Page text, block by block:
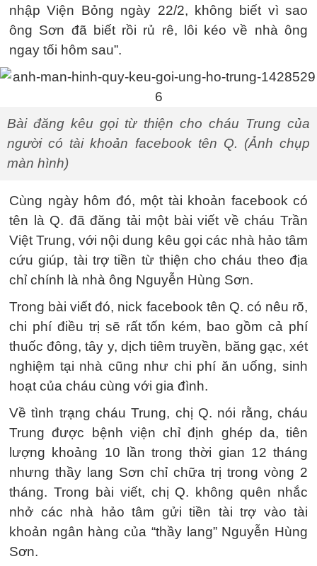
nhập Viện Bỏng ngày 22/2, không biết vì sao
ông Sơn đã biết rồi rủ rê, lôi kéo về nhà ông
ngay tối hôm sau”.
Bài đăng kêu gọi từ thiện cho cháu Trung của
người có tài khoản facebook tên Q. (Ảnh chụp
màn hình)
Cùng ngày hôm đó, một tài khoản facebook có
tên là Q. đã đăng tải một bài viết về cháu Trần
Việt Trung, với nội dung kêu gọi các nhà hảo tâm
cứu giúp, tài trợ tiền từ thiện cho cháu theo địa
chỉ chính là nhà ông Nguyễn Hùng Sơn.
Trong bài viết đó, nick facebook tên Q. có nêu rõ,
chi phí điều trị sẽ rất tốn kém, bao gồm cả phí
thuốc đông, tây y, dịch tiêm truyền, băng gạc, xét
nghiệm tại nhà cũng như chi phí ăn uống, sinh
hoạt của cháu cùng với gia đình.
Về tình trạng cháu Trung, chị Q. nói rằng, cháu
Trung được bệnh viện chỉ định ghép da, tiên
lượng khoảng 10 lần trong thời gian 12 tháng
nhưng thầy lang Sơn chỉ chữa trị trong vòng 2
tháng. Trong bài viết, chị Q. không quên nhắc
nhở các nhà hảo tâm gửi tiền tài trợ vào tài
khoản ngân hàng của “thầy lang” Nguyễn Hùng
Sơn.